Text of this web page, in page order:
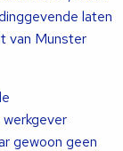
laten
van Munster
gewoon geen